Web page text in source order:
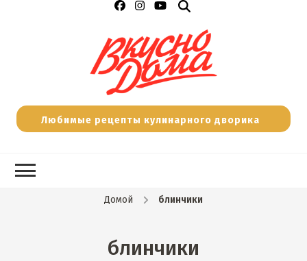
Любимые рецепты кулинарного дворика
Домой блинчики
блинчики